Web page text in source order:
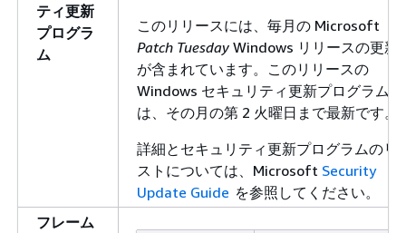
ティ更新
プログラ
ム
このリリースには、毎月の Microsoft
Patch Tuesday Windows リリースの更新
が含まれています。このリリースの
Windows セキュリティ更新プログラム
は、その月の第 2 火曜日まで最新です。
詳細とセキュリティ更新プログラムのリ
ストについては、Microsoft Security
Update Guide を参照してください。
フレーム